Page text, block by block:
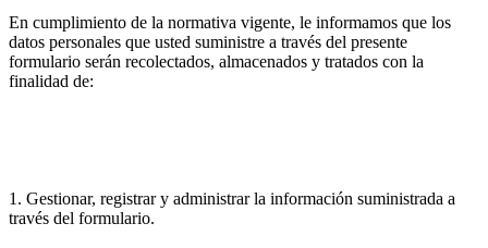
En cumplimiento de la normativa vigente, le informamos que los
datos personales que usted suministre a través del presente
formulario serán recolectados, almacenados y tratados con la
finalidad de:
1. Gestionar, registrar y administrar la información suministrada a
través del formulario.